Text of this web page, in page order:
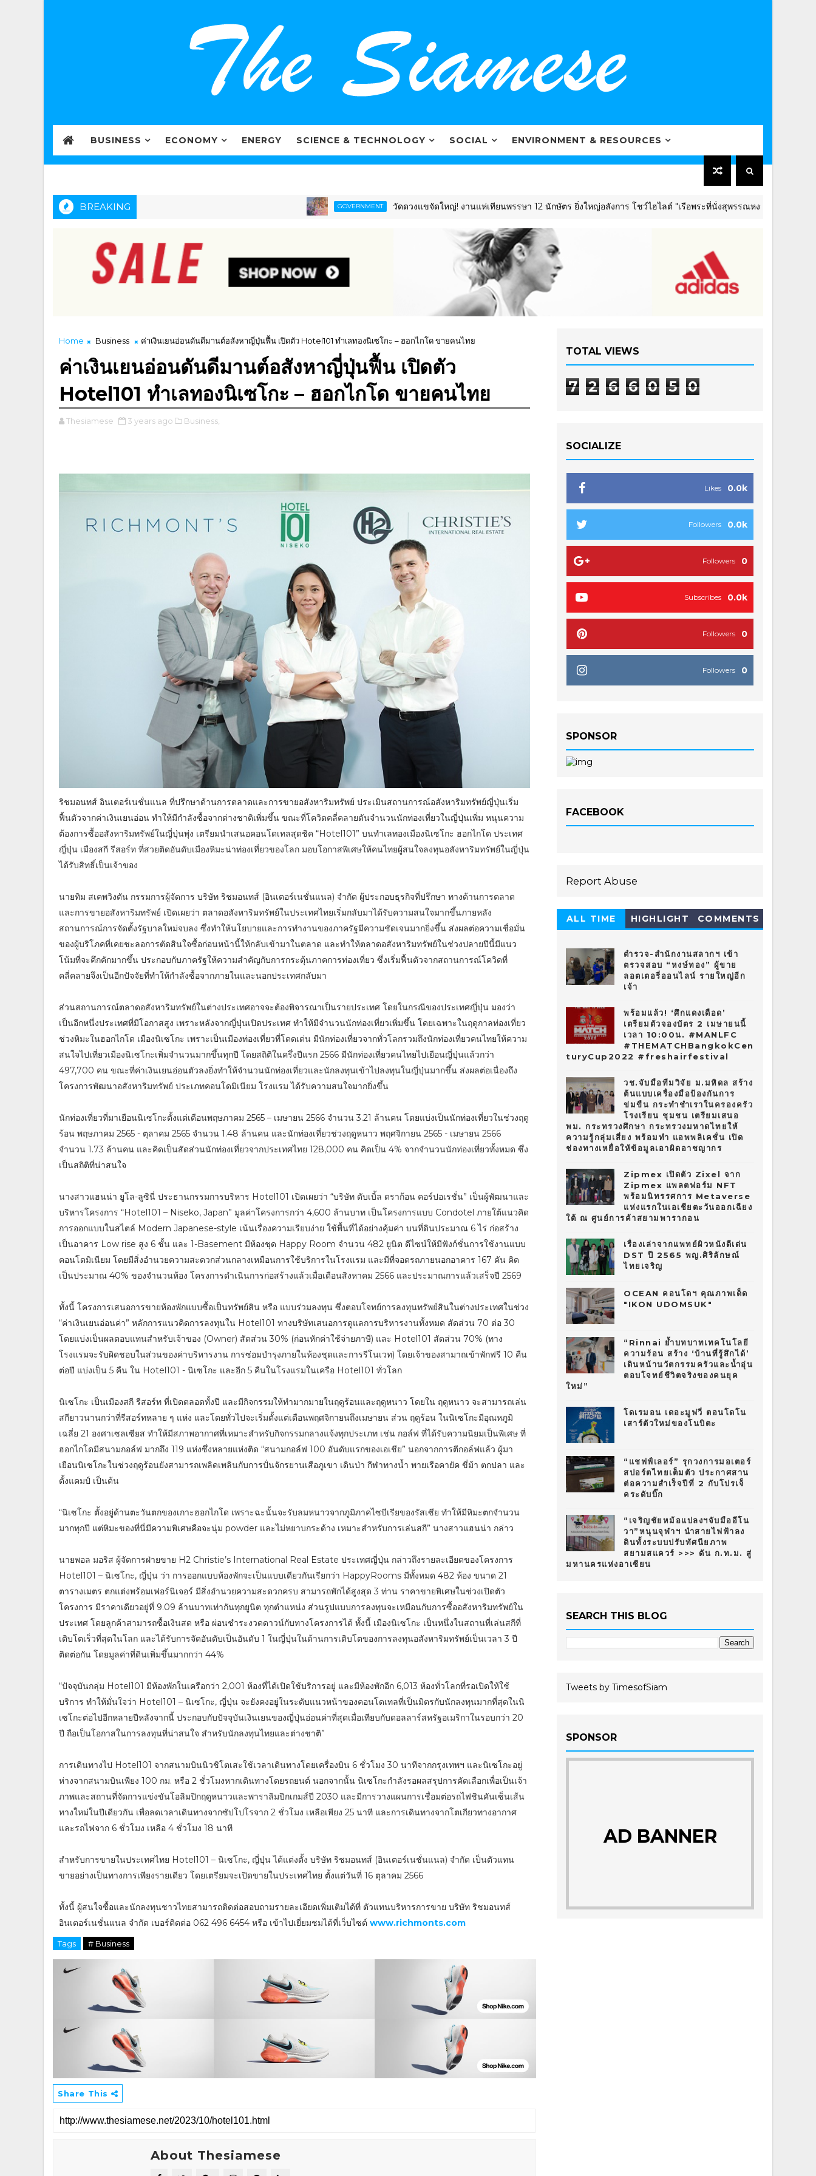
BUSINESS ECONOMY ENERGY SCIENCE & TECHNOLOGY SOCIAL ENVIRONMENT & RESOURCES
BREAKING GOVERNMENT วัดดวงแขจัดใหญ่! งานแห่เทียนพรรษา 12 นักษัตร ยิ่งใหญ่อลังการ โชว์ไฮไลต์ "เรือพระที่นั่งสุพรรณหงส์จากขวดพลาสติก" ผส
Home Business ค่าเงินเยนอ่อนดันดีมานต์อสังหาญี่ปุ่นฟื้น เปิดตัว Hotel101 ทำเลทองนิเซโกะ – ฮอกไกโด ขายคนไทย
ค่าเงินเยนอ่อนดันดีมานต์อสังหาญี่ปุ่นฟื้น เปิดตัว
Hotel101 ทำเลทองนิเซโกะ – ฮอกไกโด ขายคนไทย
Thesiamese 3 years ago Business,
ริชมอนทส์ อินเตอร์เนชั่นแนล ที่ปรึกษาด้านการตลาดและการขายอสังหาริมทรัพย์ ประเมินสถานการณ์อสังหาริมทรัพย์ญี่ปุ่นเริ่ม
ฟื้นตัวจากค่าเงินเยนอ่อน ทำให้มีกำลังซื้อจากต่างชาติเพิ่มขึ้น ขณะที่โควิดคลี่คลายดันจำนวนนักท่องเที่ยวในญี่ปุ่นเพิ่ม หนุนความ
ต้องการซื้ออสังหาริมทรัพย์ในญี่ปุ่นพุ่ง เตรียมนำเสนอคอนโดเทลสุดชิค “Hotel101” บนทำเลทองเมืองนิเซโกะ ฮอกไกโด ประเทศ
ญี่ปุ่น เมืองสกี รีสอร์ท ที่สวยติดอันดับเมืองหิมะน่าท่องเที่ยวของโลก มอบโอกาสพิเศษให้คนไทยผู้สนใจลงทุนอสังหาริมทรัพย์ในญี่ปุ่น
ได้รับสิทธิ์เป็นเจ้าของ
นายทิม สเคพวิงตัน กรรมการผู้จัดการ บริษัท ริชมอนทส์ (อินเตอร์เนชั่นแนล) จำกัด ผู้ประกอบธุรกิจที่ปรึกษา ทางด้านการตลาด
และการขายอสังหาริมทรัพย์ เปิดเผยว่า ตลาดอสังหาริมทรัพย์ในประเทศไทยเริ่มกลับมาได้รับความสนใจมากขึ้นภายหลัง
สถานการณ์การจัดตั้งรัฐบาลใหม่จบลง ซึ่งทำให้นโยบายและการทำงานของภาครัฐมีความชัดเจนมากยิ่งขึ้น ส่งผลต่อความเชื่อมั่น
ของผู้บริโภคที่เคยชะลอการตัดสินใจซื้อก่อนหน้านี้ให้กลับเข้ามาในตลาด และทำให้ตลาดอสังหาริมทรัพย์ในช่วงปลายปีนี้มีแนว
โน้มที่จะคึกคักมากขึ้น ประกอบกับภาครัฐให้ความสำคัญกับการกระตุ้นภาคการท่องเที่ยว ซึ่งเริ่มฟื้นตัวจากสถานการณ์โควิดที่
คลี่คลายจึงเป็นอีกปัจจัยที่ทำให้กำลังซื้อจากภายในและนอกประเทศกลับมา
ส่วนสถานการณ์ตลาดอสังหาริมทรัพย์ในต่างประเทศอาจจะต้องพิจารณาเป็นรายประเทศ โดยในกรณีของประเทศญี่ปุ่น มองว่า
เป็นอีกหนึ่งประเทศที่มีโอกาสสูง เพราะหลังจากญี่ปุ่นเปิดประเทศ ทำให้มีจำนวนนักท่องเที่ยวเพิ่มขึ้น โดยเฉพาะในฤดูกาลท่องเที่ยว
ช่วงหิมะในฮอกไกโด เมืองนิเซโกะ เพราะเป็นเมืองท่องเที่ยวที่โดดเด่น มีนักท่องเที่ยวจากทั่วโลกรวมถึงนักท่องเที่ยวคนไทยให้ความ
สนใจไปเที่ยวเมืองนิเซโกะเพิ่มจำนวนมากขึ้นทุกปี โดยสถิติในครึ่งปีแรก 2566 มีนักท่องเที่ยวคนไทยไปเยือนญี่ปุ่นแล้วกว่า
497,700 คน ขณะที่ค่าเงินเยนอ่อนตัวลงยิ่งทำให้จำนวนนักท่องเที่ยวและนักลงทุนเข้าไปลงทุนในญี่ปุ่นมากขึ้น ส่งผลต่อเนื่องถึง
โครงการพัฒนาอสังหาริมทรัพย์ ประเภทคอนโดมิเนียม โรงแรม ได้รับความสนใจมากยิ่งขึ้น
นักท่องเที่ยวที่มาเยือนนิเซโกะตั้งแต่เดือนพฤษภาคม 2565 – เมษายน 2566 จำนวน 3.21 ล้านคน โดยแบ่งเป็นนักท่องเที่ยวในช่วงฤดู
ร้อน พฤษภาคม 2565 - ตุลาคม 2565 จำนวน 1.48 ล้านคน และนักท่องเที่ยวช่วงฤดูหนาว พฤศจิกายน 2565 - เมษายน 2566
จำนวน 1.73 ล้านคน และคิดเป็นสัดส่วนนักท่องเที่ยวจากประเทศไทย 128,000 คน คิดเป็น 4% จากจำนวนนักท่องเที่ยวทั้งหมด ซึ่ง
เป็นสถิติที่น่าสนใจ
นางสาวแฮนน่า ยูโล-ลูซินี่ ประธานกรรมการบริหาร Hotel101 เปิดเผยว่า “บริษัท ดับเบิ้ล ดราก้อน คอร์ปอเรชั่น” เป็นผู้พัฒนาและ
บริหารโครงการ “Hotel101 – Niseko, Japan” มูลค่าโครงการกว่า 4,600 ล้านบาท เป็นโครงการแบบ Condotel ภายใต้แนวคิด
การออกแบบในสไตล์ Modern Japanese-style เน้นเรื่องความเรียบง่าย ใช้พื้นที่ได้อย่างคุ้มค่า บนที่ดินประมาณ 6 ไร่ ก่อสร้าง
เป็นอาคาร Low rise สูง 6 ชั้น และ 1-Basement มีห้องชุด Happy Room จำนวน 482 ยูนิต ดีไซน์ให้มีฟังก์ชั่นการใช้งานแบบ
คอนโดมิเนียม โดยมีสิ่งอำนวยความสะดวกส่วนกลางเหมือนการใช้บริการในโรงแรม และมีที่จอดรถภายนอกอาคาร 167 คัน คิด
เป็นประมาณ 40% ของจำนวนห้อง โครงการดำเนินการก่อสร้างแล้วเมื่อเดือนสิงหาคม 2566 และประมาณการแล้วเสร็จปี 2569
ทั้งนี้ โครงการเสนอการขายห้องพักแบบซื้อเป็นทรัพย์สิน หรือ แบบร่วมลงทุน ซึ่งตอบโจทย์การลงทุนทรัพย์สินในต่างประเทศในช่วง
“ค่าเงินเยนอ่อนค่า” หลักการแนวคิดการลงทุนใน Hotel101 ทางบริษัทเสนอการดูแลการบริหารงานทั้งหมด สัดส่วน 70 ต่อ 30
โดยแบ่งเป็นผลตอบแทนสำหรับเจ้าของ (Owner) สัดส่วน 30% (ก่อนหักค่าใช้จ่ายภาษี) และ Hotel101 สัดส่วน 70% (ทาง
โรงแรมจะรับผิดชอบในส่วนของค่าบริหารงาน การซ่อมบำรุงภายในห้องชุดและการรีโนเวท) โดยเจ้าของสามาถเข้าพักฟรี 10 คืน
ต่อปี แบ่งเป็น 5 คืน ใน Hotel101 - นิเซโกะ และอีก 5 คืนในโรงแรมในเครือ Hotel101 ทั่วโลก
นิเซโกะ เป็นเมืองสกี รีสอร์ท ที่เปิดตลอดทั้งปี และมีกิจกรรมให้ทำมากมายในฤดูร้อนและฤดูหนาว โดยใน ฤดูหนาว จะสามารถเล่น
สกียาวนานกว่าที่รีสอร์ทหลาย ๆ แห่ง และโดยทั่วไปจะเริ่มตั้งแต่เดือนพฤศจิกายนถึงเมษายน ส่วน ฤดูร้อน ในนิเซโกะมีอุณหภูมิ
เฉลี่ย 21 องศาเซลเซียส ทำให้มีสภาพอากาศที่เหมาะสำหรับกิจกรรมกลางแจ้งทุกประเภท เช่น กอล์ฟ ที่ได้รับความนิยมเป็นพิเศษ ที่
ฮอกไกโดมีสนามกอล์ฟ มากถึง 119 แห่งซึ่งหลายแห่งติด “สนามกอล์ฟ 100 อันดับแรกของเอเชีย” นอกจากการตีกอล์ฟแล้ว ผู้มา
เยือนนิเซโกะในช่วงฤดูร้อนยังสามารถเพลิดเพลินกับการปั่นจักรยานเสือภูเขา เดินป่า กีฬาทางน้ำ พายเรือคายัค ขี่ม้า ตกปลา และ
ตั้งแคมป์ เป็นต้น
“นิเซโกะ ตั้งอยู่ด้านตะวันตกของเกาะฮอกไกโด เพราะฉะนั้นจะรับลมหนาวจากภูมิภาคไซบีเรียของรัสเซีย ทำให้มีหิมะตกจำนวน
มากทุกปี แต่หิมะของที่นี่มีความพิเศษคือจะนุ่ม powder และไม่หยาบกระด้าง เหมาะสำหรับการเล่นสกี” นางสาวแฮนน่า กล่าว
นายพอล มอริส ผู้จัดการฝ่ายขาย H2 Christie’s International Real Estate ประเทศญี่ปุ่น กล่าวถึงรายละเอียดของโครงการ
Hotel101 – นิเซโกะ, ญี่ปุ่น ว่า การออกแบบห้องพักจะเป็นแบบเดียวกันเรียกว่า HappyRooms มีทั้งหมด 482 ห้อง ขนาด 21
ตารางเมตร ตกแต่งพร้อมเฟอร์นิเจอร์ มีสิ่งอำนวยความสะดวกครบ สามารถพักได้สูงสุด 3 ท่าน ราคาขายพิเศษในช่วงเปิดตัว
โครงการ มีราคาเดียวอยู่ที่ 9.09 ล้านบาทเท่ากันทุกยูนิต ทุกตำแหน่ง ส่วนรูปแบบการลงทุนจะเหมือนกับการซื้ออสังหาริมทรัพย์ใน
ประเทศ โดยลูกค้าสามารถซื้อเงินสด หรือ ผ่อนชำระงวดดาวน์กับทางโครงการได้ ทั้งนี้ เมืองนิเซโกะ เป็นหนึ่งในสถานที่เล่นสกีที่
เติบโตเร็วที่สุดในโลก และได้รับการจัดอันดับเป็นอันดับ 1 ในญี่ปุ่นในด้านการเติบโตของการลงทุนอสังหาริมทรัพย์เป็นเวลา 3 ปี
ติดต่อกัน โดยมูลค่าที่ดินเพิ่มขึ้นมากกว่า 44%
“ปัจจุบันกลุ่ม Hotel101 มีห้องพักในเครือกว่า 2,001 ห้องที่ได้เปิดใช้บริการอยู่ และมีห้องพักอีก 6,013 ห้องทั่วโลกที่รอเปิดให้ใช้
บริการ ทำให้มั่นใจว่า Hotel101 – นิเซโกะ, ญี่ปุ่น จะยังคงอยู่ในระดับแนวหน้าของคอนโดเทลที่เป็นมิตรกับนักลงทุนมากที่สุดในนิ
เซโกะต่อไปอีกหลายปีหลังจากนี้ ประกอบกับปัจจุบันเงินเยนของญี่ปุ่นอ่อนค่าที่สุดเมื่อเทียบกับดอลลาร์สหรัฐอเมริกาในรอบกว่า 20
ปี ถือเป็นโอกาสในการลงทุนที่น่าสนใจ สำหรับนักลงทุนไทยและต่างชาติ”
การเดินทางไป Hotel101 จากสนามบินนิวชิโตเสะใช้เวลาเดินทางโดยเครื่องบิน 6 ชั่วโมง 30 นาทีจากกรุงเทพฯ และนิเซโกะอยู่
ห่างจากสนามบินเพียง 100 กม. หรือ 2 ชั่วโมงหากเดินทางโดยรถยนต์ นอกจากนั้น นิเซโกะกำลังรอผลสรุปการคัดเลือกเพื่อเป็นเจ้า
ภาพและสถานที่จัดการแข่งขันโอลิมปิกฤดูหนาวและพาราลิมปิกเกมส์ปี 2030 และมีการวางแผนการเชื่อมต่อรถไฟชินคันเซ็นเส้น
ทางใหม่ในปีเดียวกัน เพื่อลดเวลาเดินทางจากซัปโปโรจาก 2 ชั่วโมง เหลือเพียง 25 นาที และการเดินทางจากโตเกียวทางอากาศ
และรถไฟจาก 6 ชั่วโมง เหลือ 4 ชั่วโมง 18 นาที
สำหรับการขายในประเทศไทย Hotel101 – นิเซโกะ, ญี่ปุ่น ได้แต่งตั้ง บริษัท ริชมอนทส์ (อินเตอร์เนชั่นแนล) จำกัด เป็นตัวแทน
ขายอย่างเป็นทางการเพียงรายเดียว โดยเตรียมจะเปิดขายในประเทศไทย ตั้งแต่วันที่ 16 ตุลาคม 2566
ทั้งนี้ ผู้สนใจซื้อและนักลงทุนชาวไทยสามารถติดต่อสอบถามรายละเอียดเพิ่มเติมได้ที่ ตัวแทนบริหารการขาย บริษัท ริชมอนทส์
อินเตอร์เนชั่นแนล จำกัด เบอร์ติดต่อ 062 496 6454 หรือ เข้าไปเยี่ยมชมได้ที่เว็บไซต์ www.richmonts.com
Tags # Business
Share This
About Thesiamese
TOTAL VIEWS
7 2 6 6 0 5 0
SOCIALIZE
0.0k
Likes
0.0k
Followers
0
Followers
0.0k
Subscribes
0
Followers
0
Followers
SPONSOR
FACEBOOK
Report Abuse
ALL TIME
HIGHLIGHT COMMENTS
ตำรวจ-สำนักงานสลากฯ เข้า
ตรวจสอบ “หงษ์ทอง” ผู้ขาย
ลอตเตอรี่ออนไลน์ รายใหญ่อีก
เจ้า
พร้อมแล้ว! ‘ศึกแดงเดือด’
เตรียมตัวจองบัตร 2 เมษายนนี้
เวลา 10:00น. #MANLFC
#THEMATCHBangkokCen
turyCup2022 #freshairfestival
วช.จับมือทีมวิจัย ม.มหิดล สร้าง
ต้นแบบเครื่องมือป้องกันการ
ข่มขืน กระทำชำเราในครองครัว
โรงเรียน ชุมชน เตรียมเสนอ
พม. กระทรวงศึกษา กระทรวงมหาดไทยให้
ความรู้กลุ่มเสี่ยง พร้อมทำ แอพพลิเคชั่น เปิด
ช่องทางเหยื่อให้ข้อมูลเอาผิดอาชญากร
Zipmex เปิดตัว Zixel จาก
Zipmex แพลตฟอร์ม NFT
พร้อมนิทรรศการ Metaverse
แห่งแรกในเอเชียตะวันออกเฉียง
ใต้ ณ ศูนย์การค้าสยามพารากอน
เรื่องเล่าจากแพทย์ผิวหนังดีเด่น
DST ปี 2565 พญ.ศิริลักษณ์
ไทยเจริญ
OCEAN คอนโดฯ คุณภาพเด็ด
"IKON UDOMSUK"
“Rinnai ย้ำบทบาทเทคโนโลยี
ความร้อน สร้าง ‘บ้านที่รู้สึกได้’
เดินหน้านวัตกรรมครัวและน้ำอุ่น
ตอบโจทย์ชีวิตจริงของคนยุค
ใหม่”
โดเรมอน เดอะมูฟวี่ ตอนโดโน
เสาร์ตัวใหม่ของโนบิตะ
“แชฟฟ์เลอร์” รุกวงการมอเตอร์
สปอร์ตไทยเต็มตัว ประกาศสาน
ต่อความสำเร็จปีที่ 2 กับโปรเจ็
คระดับบิ๊ก
“เจริญชัยหม้อแปลงฯจับมืออีโน
วา”หนุนจุฬาฯ นำสายไฟฟ้าลง
ดินทั้งระบบปรับทัศนียภาพ
สยามสแควร์ >>> ดัน ก.ท.ม. สู่
มหานครแห่งอาเซียน
SEARCH THIS BLOG
Tweets by TimesofSiam
SPONSOR
AD BANNER